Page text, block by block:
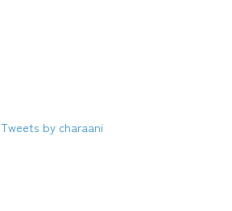
Tweets by charaani